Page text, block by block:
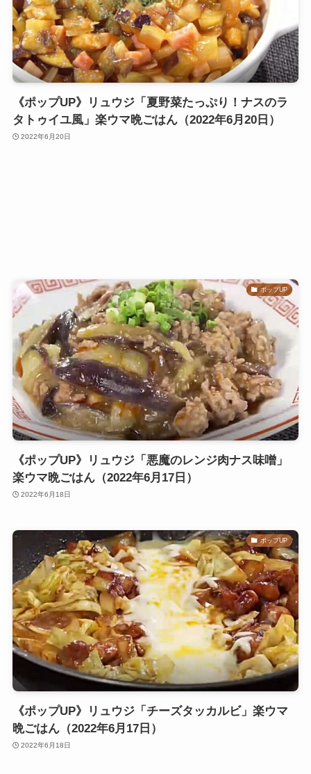
《ポップUP》リュウジ「夏野菜たっぷり！ナスのラ
タトゥイユ風」楽ウマ晩ごはん（2022年6月20日）
2022年6月20日
ポップUP
《ポップUP》リュウジ「悪魔のレンジ肉ナス味噌」
楽ウマ晩ごはん（2022年6月17日）
2022年6月18日
ポップUP
《ポップUP》リュウジ「チーズタッカルビ」楽ウマ
晩ごはん（2022年6月17日）
2022年6月18日